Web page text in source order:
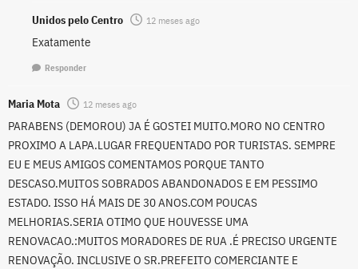
Unidos pelo Centro 12 meses ago
Exatamente
Responder
Maria Mota 12 meses ago
PARABENS (DEMOROU) JA É GOSTEI MUITO.MORO NO CENTRO
PROXIMO A LAPA.LUGAR FREQUENTADO POR TURISTAS. SEMPRE
EU E MEUS AMIGOS COMENTAMOS PORQUE TANTO
DESCASO.MUITOS SOBRADOS ABANDONADOS E EM PESSIMO
ESTADO. ISSO HÁ MAIS DE 30 ANOS.COM POUCAS
MELHORIAS.SERIA OTIMO QUE HOUVESSE UMA
RENOVACAO.:MUITOS MORADORES DE RUA .É PRECISO URGENTE
RENOVAÇÃO. INCLUSIVE O SR.PREFEITO COMERCIANTE E